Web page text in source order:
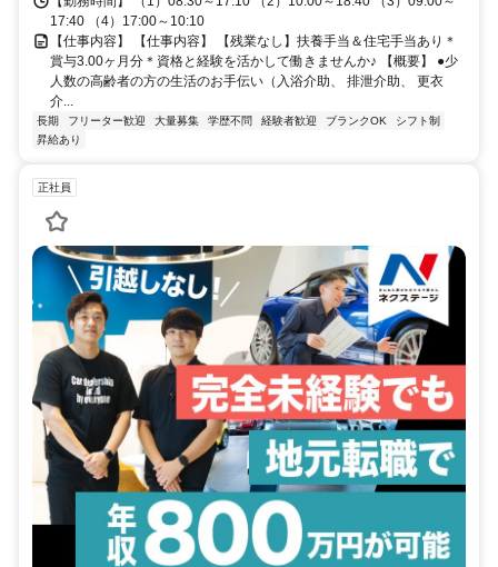
17:40 （4）17:00～10:10
【仕事内容】 【仕事内容】 【残業なし】扶養手当＆住宅手当あり＊
賞与3.00ヶ月分＊資格と経験を活かして働きませんか♪ 【概要】 ●少
人数の高齢者の方の生活のお手伝い（入浴介助、 排泄介助、 更衣
介...
長期 フリーター歓迎 大量募集 学歴不問 経験者歓迎 ブランクOK
シフト制
昇給あり
正社員